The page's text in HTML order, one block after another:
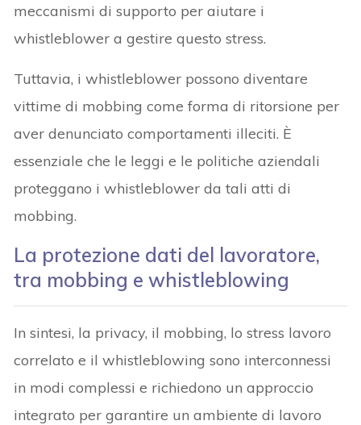
meccanismi di supporto per aiutare i
whistleblower a gestire questo stress.
Tuttavia, i whistleblower possono diventare
vittime di mobbing come forma di ritorsione per
aver denunciato comportamenti illeciti. È
essenziale che le leggi e le politiche aziendali
proteggano i whistleblower da tali atti di
mobbing.
La protezione dati del lavoratore,
tra mobbing e whistleblowing
In sintesi, la privacy, il mobbing, lo stress lavoro
correlato e il whistleblowing sono interconnessi
in modi complessi e richiedono un approccio
integrato per garantire un ambiente di lavoro